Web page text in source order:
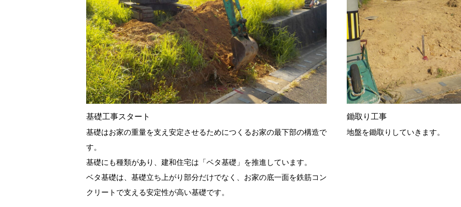
基礎工事スタート
基礎はお家の重量を支え安定させるためにつくるお家の最下部の構造で
す。
基礎にも種類があり、建和住宅は「ベタ基礎」を推進しています。
ベタ基礎は、基礎立ち上がり部分だけでなく、お家の底一面を鉄筋コン
クリートで支える安定性が高い基礎です。
鋤取り工事
地盤を鋤取りしていきます。